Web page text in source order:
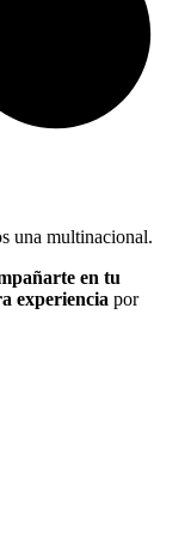
una multinacional.
en tu
experiencia por